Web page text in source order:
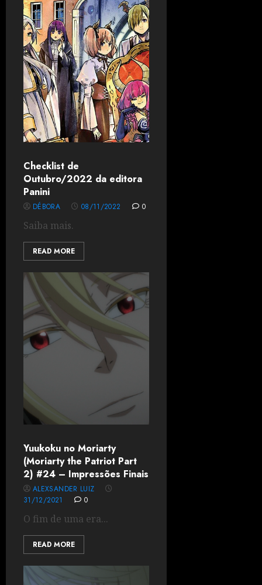
Checklist de
Outubro/2022 da editora
Panini
DÉBORA 08/11/2022 0
Saiba mais.
READ MORE
Yuukoku no Moriarty
(Moriarty the Patriot Part
2) #24 – Impressões Finais
ALEXSANDER LUIZ
31/12/2021
0
O fim de uma era...
READ MORE